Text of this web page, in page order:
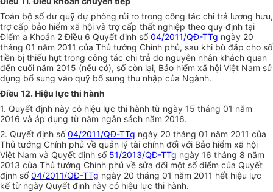
Toàn bộ số dư quỹ dự phòng rủi ro trong công tác chi trả lương hưu,
trợ cấp bảo hiểm xã hội và trợ cấp thất nghiệp theo quy định tại
Điểm a Khoản 2 Điều 6 Quyết định số04/2011/QĐ-TTg ngày 20
tháng 01 năm 2011 của Thủ tướng Chính phủ, sau khi bù đắp cho số
tiền bị thiếu hụt trong công tác chi trả do nguyên nhân khách quan
đến cuối năm 2015 (nếu có), số còn lại, Bảo hiểm xã hội Việt Nam sử
dụng bổ sung vào quỹ bổ sung thu nhập của Ngành.
Điều 12. Hiệu lực thi hành
1. Quyết định này có hiệu lực thi hành từ ngày 15 tháng 01 năm
2016 và áp dụng từ năm ngân sách năm 2016.
2. Quyết định số04/2011/QĐ-TTg ngày 20 tháng 01 năm 2011 của
Thủ tướng Chính phủ về quản lý tài chính đối với Bảo hiểm xã hội
Việt Nam và Quyết định số 51/2013/QĐ-TTg ngày 16 tháng 8 năm
2013 của Thủ tướng Chính phủ về sửa đổi một số điểm của Quyết
định số04/2011/QĐ-TTg ngày 20 tháng 01 năm 2011 hết hiệu lực
kể từ ngày Quyết định này có hiệu lực thi hành.